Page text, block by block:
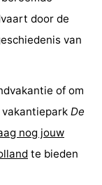
door de
van
of om
De
nog jouw
te bieden